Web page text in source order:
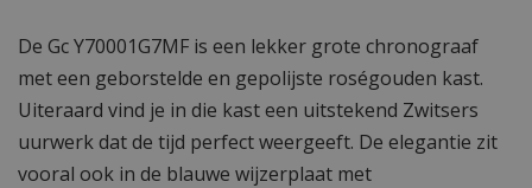
De Gc Y70001G7MF is een lekker grote chronograaf
met een geborstelde en gepolijste roségouden kast.
Uiteraard vind je in die kast een uitstekend Zwitsers
uurwerk dat de tijd perfect weergeeft. De elegantie zit
vooral ook in de blauwe wijzerplaat met